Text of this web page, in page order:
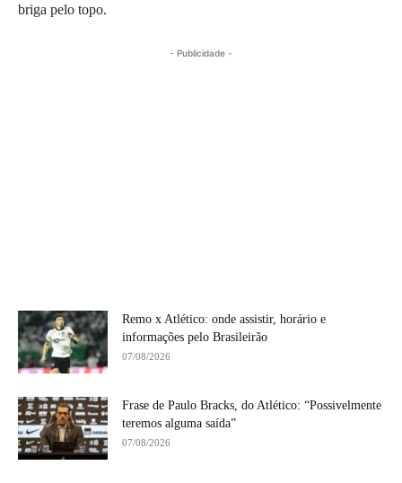
briga pelo topo.
- Publicidade -
Remo x Atlético: onde assistir, horário e
informações pelo Brasileirão
07/08/2026
Frase de Paulo Bracks, do Atlético: “Possivelmente
teremos alguma saída”
07/08/2026